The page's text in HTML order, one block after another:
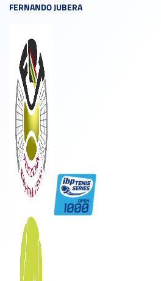
FERNANDO JUBERA